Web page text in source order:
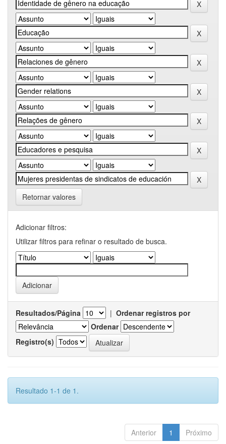
Retornar valores
Adicionar filtros:
Utilizar filtros para refinar o resultado de busca.
Resultados/Página | Ordenar registros por
Ordenar
Registro(s)
Resultado 1-1 de 1.
Anterior 1 Próximo